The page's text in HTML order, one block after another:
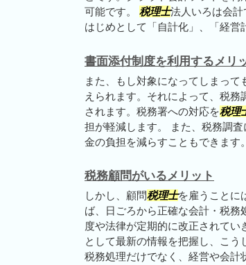
可能です。 税理士法人いろは会計
はじめとして「自計化」、「経営
書面添付制度を利用するメリ
また、もし対象になってしまって
えられます。それによって、税
されます。税務署への対応を税理
担が軽減します。 また、税務調
金の負担を減らすこともできます
税務顧問がいるメリット
しかし、顧問税理士を雇うことに
ば、日ごろから正確な会計・税務
度や法律が定期的に改正されてい
として最新の情報を把握し、こう
税務処理だけでなく、経営や会計